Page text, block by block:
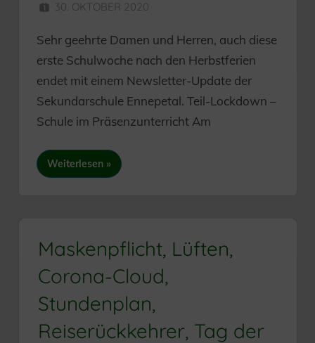
30. OKTOBER 2020
Sehr geehrte Damen und Herren, auch diese
erste Schulwoche nach den Herbstferien
endet mit einem Newsletter-Update der
Sekundarschule Ennepetal. Teil-Lockdown –
Schule im Präsenzunterricht Am
Weiterlesen
Maskenpflicht, Lüften,
Corona-Cloud,
Stundenplan,
Reiserückkehrer, Tag der